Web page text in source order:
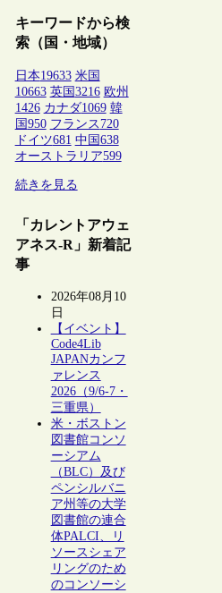
キーワードから検
索（国・地域）
日本19633 米国
10663 英国3216 欧州
1426 カナダ1069 韓
国950 フランス 720
ドイツ681 中国638
オーストラリア599
続きを見る
「カレントアウェ
アネス-R」新着記
事
2026年08月10
日
【イベント】
Code4Lib
JAPANカンフ
ァレンス
2026（9/6-7・
三重県）
米・ボストン
図書館コンソ
ーシアム
（BLC）及び
ペンシルバニ
ア州等の大学
図書館の連合
体PALCI、リ
ソースシェア
リングのため
のコンソーシ